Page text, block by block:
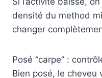
densité du method
changer
Posé “carpe” :
Bien posé, le cheveu